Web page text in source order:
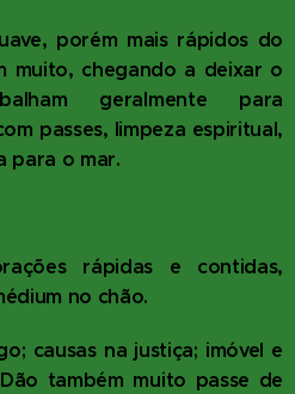
porém mais rápidos do
muito, chegando a deixar o
geralmente para
passes, limpeza espiritual,
para o mar.
rápidas e contidas,
no chão.
causas na justiça; imóvel e
também muito passe de